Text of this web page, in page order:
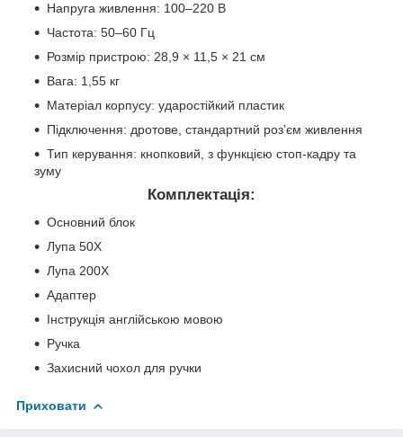
Напруга живлення: 100–220 В
Частота: 50–60 Гц
Розмір пристрою: 28,9 × 11,5 × 21 см
Вага: 1,55 кг
Матеріал корпусу: ударостійкий пластик
Підключення: дротове, стандартний роз’єм живлення
Тип керування: кнопковий, з функцією стоп-кадру та
зуму
Комплектація:
Основний блок
Лупа 50X
Лупа 200X
Адаптер
Інструкція англійською мовою
Ручка
Захисний чохол для ручки
Приховати